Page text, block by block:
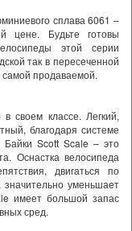
сплава 6061 –
цене. Будьте готовы
этой серии
так в пересеченной
продаваемой.
своем классе. Легкий,
благодаря системе
Байки Scott Scale – это
Оснастка велосипеда
двигаться по
уменьшает
имеет большой запас
сред.